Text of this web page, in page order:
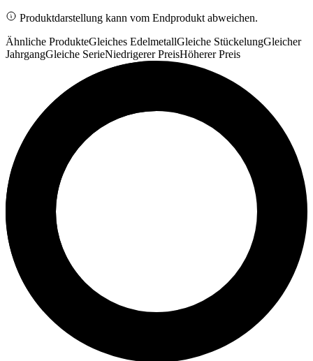
Produktdarstellung kann vom Endprodukt abweichen.
Ähnliche ProdukteGleiches EdelmetallGleiche StückelungGleicher
JahrgangGleiche SerieNiedrigerer PreisHöherer Preis